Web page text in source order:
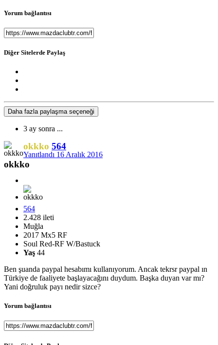
Yorum bağlantısı
Diğer Sitelerde Paylaş
Daha fazla paylaşma seçeneği
3 ay sonra ...
okkko 564
Yanıtlandı 16 Aralık 2016
okkko
564
2.428 ileti
Muğla
2017 Mx5 RF
Soul Red-RF W/Bastuck
Yaş 44
Ben şuanda paypal hesabımı kullanıyorum. Ancak tekrsr paypal ın
Türkiye de faaliyete başlayacağını duydum. Başka duyan var mı?
Yani doğruluk payı nedir sizce?
Yorum bağlantısı